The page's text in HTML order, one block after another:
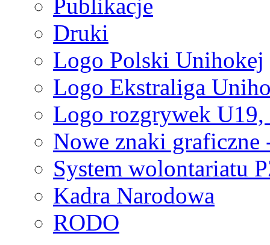
Publikacje
Druki
Logo Polski Unihokej
Logo Ekstraliga
Logo rozgrywek
Nowe znaki graficzne
System wolontariatu
Kadra Narodowa
RODO